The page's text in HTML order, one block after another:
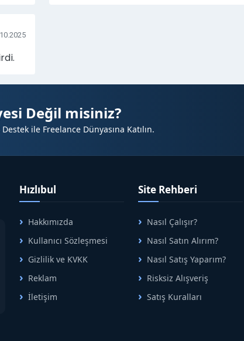
Değil misiniz?
ile Freelance Dünyasına Katılın.
Hızlıbul
Hakkımızda
Kullanıcı Sözleşmesi
Gizlilik ve KVKK
Reklam
İletişim
Site Rehberi
Nasıl Çalışır?
Nasıl Satın Alırım?
Nasıl Satış Yaparım?
Risksiz Alışveriş
Satış Kuralları